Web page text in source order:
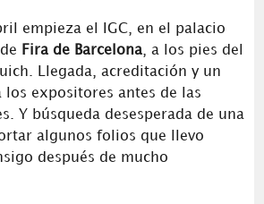
empieza el IGC, en el palacio
Fira de Barcelona, a los pies del
Llegada, acreditación y un
los expositores antes de las
Y búsqueda desesperada de una
algunos folios que llevo
después de mucho